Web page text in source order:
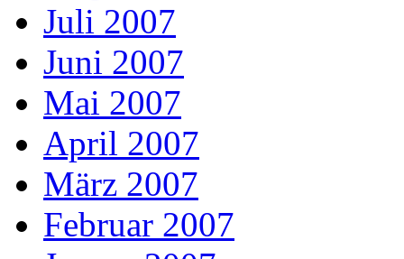
Juli 2007
Juni 2007
Mai 2007
April 2007
März 2007
Februar 2007